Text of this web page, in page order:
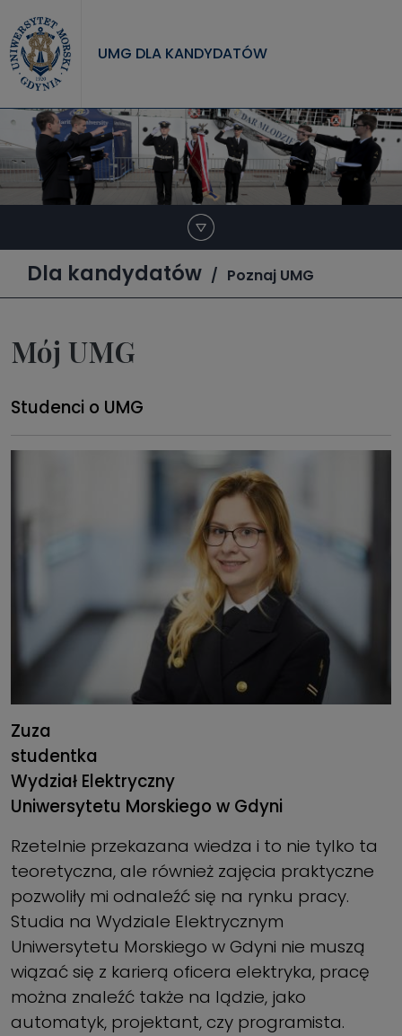
UMG DLA KANDYDATÓW
Dla kandydatów Poznaj UMG
Mój UMG
Studenci o UMG
Zuza
studentka
Wydział Elektryczny
Uniwersytetu Morskiego w Gdyni
Rzetelnie przekazana wiedza i to nie tylko ta
teoretyczna, ale również zajęcia praktyczne
pozwoliły mi odnaleźć się na rynku pracy.
Studia na Wydziale Elektrycznym
Uniwersytetu Morskiego w Gdyni nie muszą
wiązać się z karierą oficera elektryka, pracę
można znaleźć także na lądzie, jako
automatyk, projektant, czy programista.